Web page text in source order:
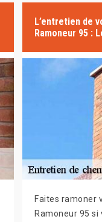
L’entretien de
Ramoneur 95 :
Faites ramoner
Ramoneur 95